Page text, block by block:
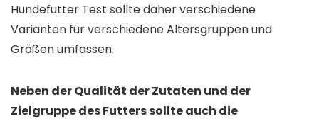
Hundefutter Test sollte daher verschiedene
Varianten für verschiedene Altersgruppen und
Größen umfassen.
Neben der Qualität der Zutaten und der
Zielgruppe des Futters sollte auch die